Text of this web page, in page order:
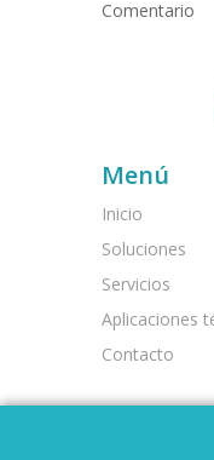
Comentario
Menú
Inicio
Soluciones
Servicios
Aplicaciones
Contacto